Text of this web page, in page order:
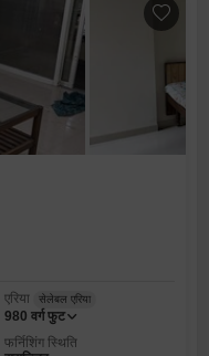
एरिया सेलेबल एरिया
980 वर्ग फुट
फर्निशिंग स्थिति